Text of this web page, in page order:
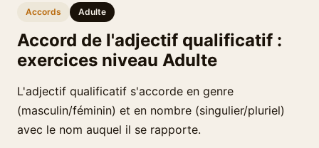
Accords Adulte
Accord de l'adjectif qualificatif :
exercices niveau Adulte
L'adjectif qualificatif s'accorde en genre
(masculin/féminin) et en nombre (singulier/pluriel)
avec le nom auquel il se rapporte.